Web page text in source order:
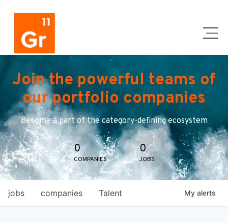
Join the powerful teams of
our portfolio companies
Become a part of the category-defining ecosystem
0
COMPANIES
0
JOBS
jobs companies Talent My alerts